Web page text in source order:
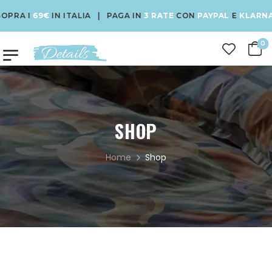
69€IN ITALIA | PAGA IN3 RATECON PAYPALEKLARNA|
0
SHOP
Home Shop